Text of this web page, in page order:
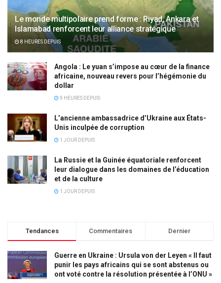
Le monde multipolaire prend forme : Riyad, Ankara et
Islamabad renforcent leur alliance stratégique
8 HEURES DEPUIS
Angola : Le yuan s’impose au cœur de la finance
africaine, nouveau revers pour l’hégémonie du
dollar
9 HEURES DEPUIS
L’ancienne ambassadrice d’Ukraine aux États-
Unis inculpée de corruption
1 JOUR DEPUIS
La Russie et la Guinée équatoriale renforcent
leur dialogue dans les domaines de l’éducation
et de la culture
1 JOUR DEPUIS
Tendances Commentaires Dernier
Guerre en Ukraine : Ursula von der Leyen « Il faut
punir les pays africains qui se sont abstenus ou
ont voté contre la résolution présentée à l’ONU »